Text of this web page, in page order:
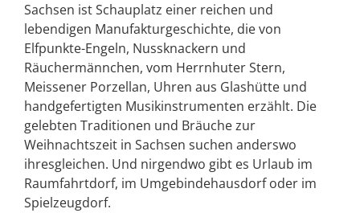
Sachsen ist Schauplatz einer reichen und
lebendigen Manufakturgeschichte, die von
Elfpunkte-Engeln, Nussknackern und
Räuchermännchen, vom Herrnhuter Stern,
Meissener Porzellan, Uhren aus Glashütte und
handgefertigten Musikinstrumenten erzählt. Die
gelebten Traditionen und Bräuche zur
Weihnachtszeit in Sachsen suchen anderswo
ihresgleichen. Und nirgendwo gibt es Urlaub im
Raumfahrtdorf, im Umgebindehausdorf oder im
Spielzeugdorf.